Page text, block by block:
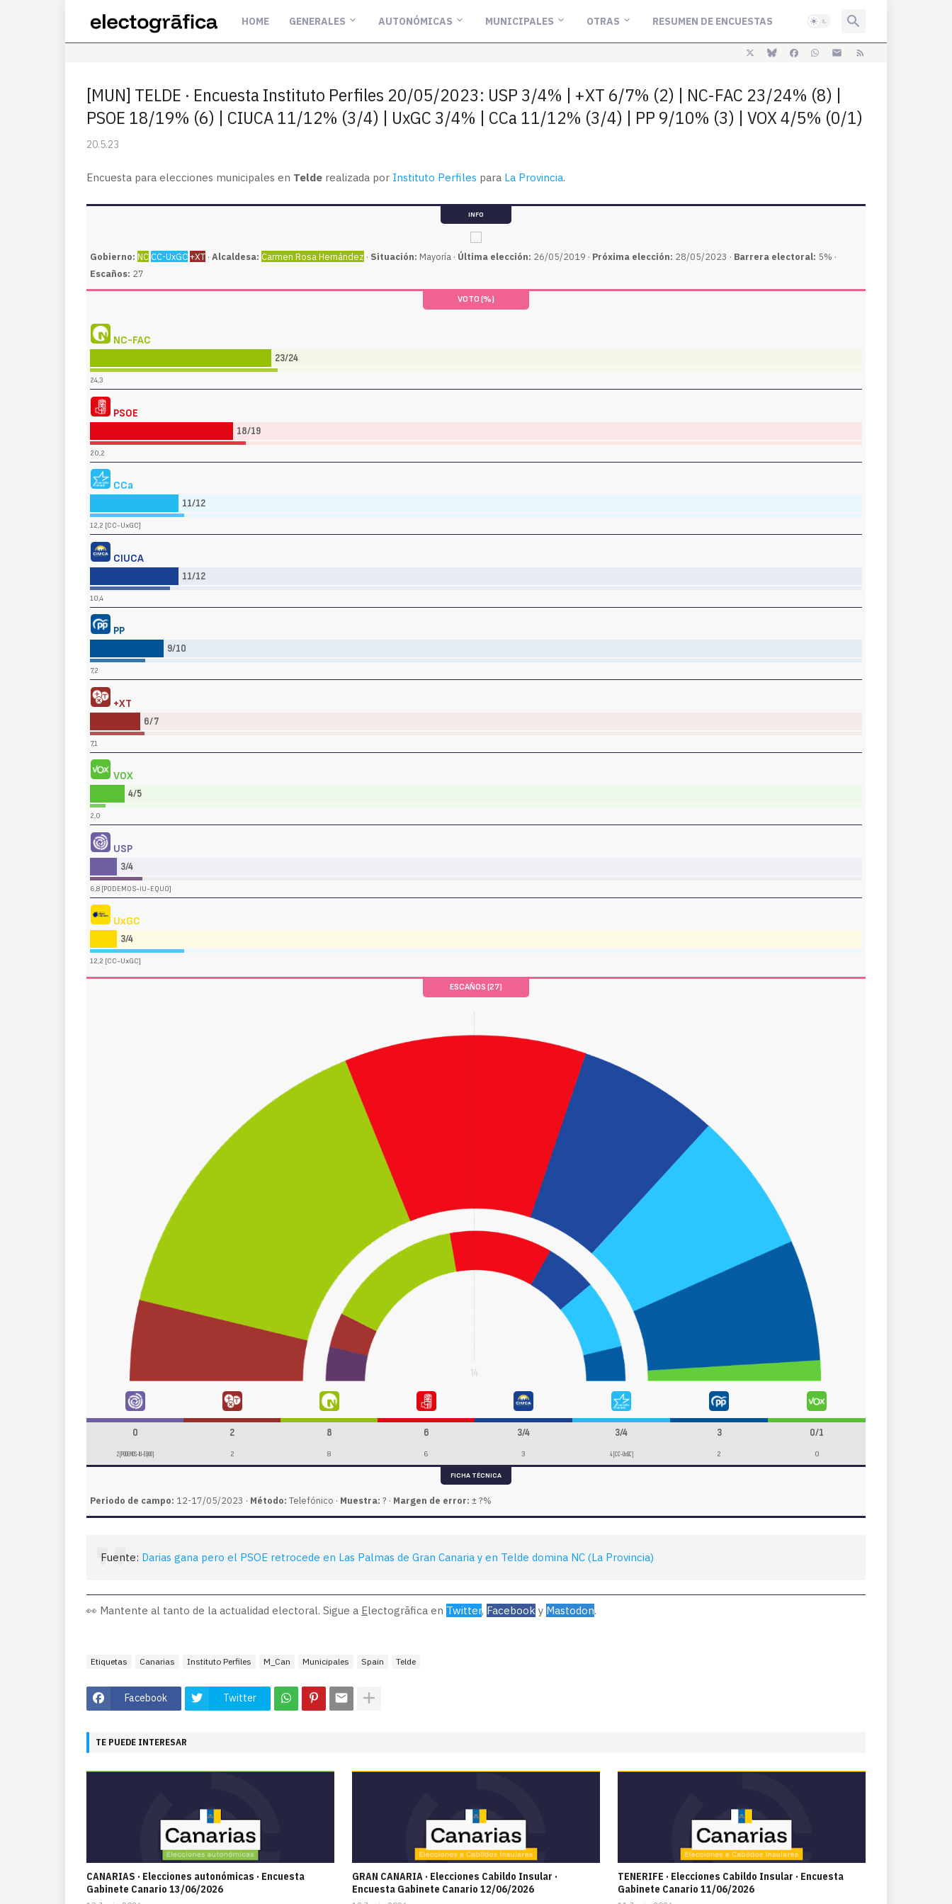
HOME GENERALES AUTONÓMICAS MUNICIPALES OTRAS RESUMEN DE ENCUESTAS
[MUN] TELDE · Encuesta Instituto Perfiles 20/05/2023: USP 3/4% | +XT 6/7% (2) | NC-FAC 23/24% (8) |
PSOE 18/19% (6) | CIUCA 11/12% (3/4) | UxGC 3/4% | CCa 11/12% (3/4) | PP 9/10% (3) | VOX 4/5% (0/1)
20.5.23
Encuesta para elecciones municipales en Telde realizada por Instituto Perfiles para La Provincia.
INFO
Gobierno: NC CC-UxGC+XT · Alcaldesa: Carmen Rosa Hernández · Situación: Mayoría · Última elección: 26/05/2019 · Próxima elección: 28/05/2023 · Barrera electoral: 5% ·
Escaños: 27
VOTO (%)
NC-FAC
23/24
24,3
PSOE
18/19
20,2
CCa
11/12
12,2 [CC-UxGC]
CIUCA
11/12
10,4
PP
9/10
7,2
+XT
6/7
7,1
VOX
4/5
2,0
USP
3/4
6,8 [PODEMOS-IU-EQUO]
UxGC
3/4
12,2 [CC-UxGC]
ESCAÑOS (27)
0 2 8 6 3/4 3/4 3 0/1
2 [PODEMOS-IU-EQUO] 2 8 6 3 4 [CC-UxGC] 2 0
FICHA TÉCNICA
Periodo de campo: 12-17/05/2023 · Método: Telefónico · Muestra: ? · Margen de error: ± ?%
Fuente: Darias gana pero el PSOE retrocede en Las Palmas de Gran Canaria y en Telde domina NC (La Provincia)
👀 Mantente al tanto de la actualidad electoral. Sigue a Electogrāfica en Twitter, Facebook y Mastodon.
Etiquetas Canarias Instituto Perfiles M_Can Municipales Spain Telde
Facebook Twitter
TE PUEDE INTERESAR
CANARIAS · Elecciones autonómicas · Encuesta
Gabinete Canario 13/06/2026
GRAN CANARIA · Elecciones Cabildo Insular ·
Encuesta Gabinete Canario 12/06/2026
TENERIFE · Elecciones Cabildo Insular · Encuesta
Gabinete Canario 11/06/2026